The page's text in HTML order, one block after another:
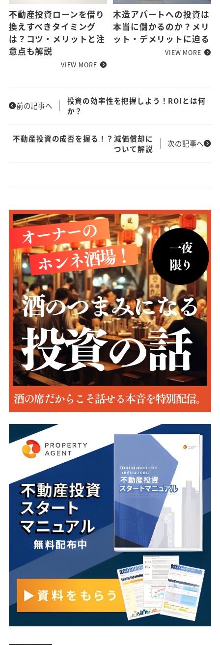
不動産投資ローンを借り
換えすべきタイミング
は？コツ・メリットと注
意点も解説
VIEW MORE
木造アパートへの投資は
本当に儲かるのか？メリ
ット・デメリットに迫る
VIEW MORE
前の記事へ
投資の効率性を把握しよう！ROIとは何
か？
次の記事へ
不動産投資の成否を握る！？減価償却に
ついて解説